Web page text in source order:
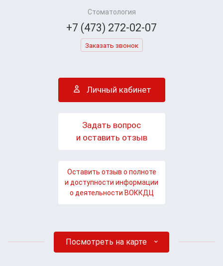
Стоматология
+7 (473) 272-02-07
Заказать звонок
Личный кабинет
Задать вопрос
и оставить отзыв
Оставить отзыв о полноте
и доступности информации
о деятельности ВОККДЦ
Посмотреть на карте